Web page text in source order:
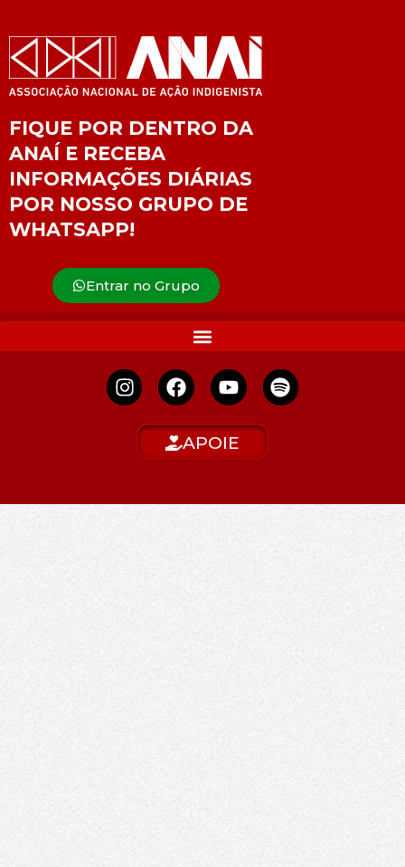
FIQUE POR DENTRO DA
ANAÍ E RECEBA
INFORMAÇÕES DIÁRIAS
POR NOSSO GRUPO DE
WHATSAPP!
Entrar no Grupo
APOIE